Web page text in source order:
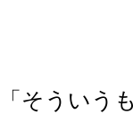
そういう